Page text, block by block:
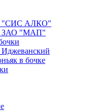
"СИС АЛКО"
ЗАО "МАП"
Иджеванский
в бочке